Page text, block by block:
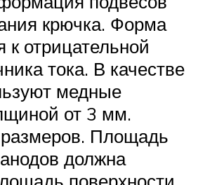
крючка. Форма
к отрицательной
тока. В качестве
медные
от 3 мм.
Площадь
должна